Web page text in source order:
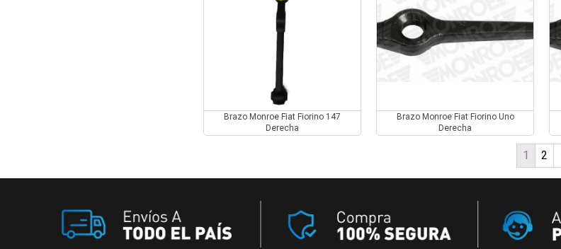
Brazo Monroe Fiat Fiorino 147
Derecha
Brazo Monroe Fiat Fiorino Uno
Derecha
1 2